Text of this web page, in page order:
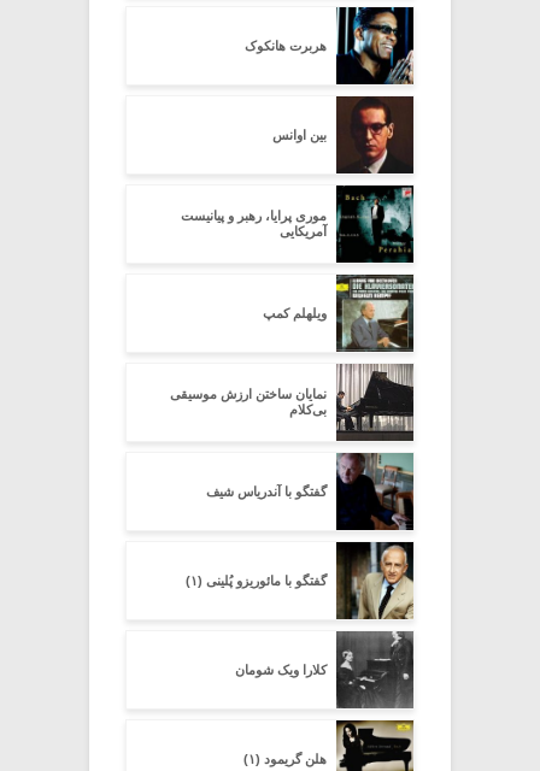
هربرت هانکوک
بین اوانس
موری پرایا، رهبر و پیانیست
آمریکایی
ویلهلم کمپ
نمایان ساختن ارزش موسیقی
بی‌کلام
گفتگو با آندریاس شیف
گفتگو با مائوریزو پُلینی (۱)
کلارا ویک شومان
هلن گریمود (۱)